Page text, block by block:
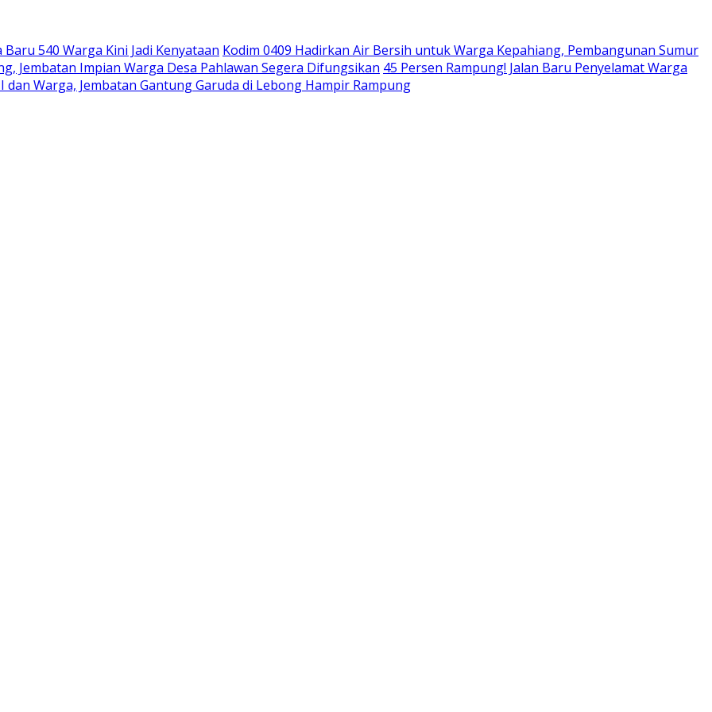
540 Warga Kini Jadi Kenyataan Kodim 0409 Hadirkan Air Bersih untuk Warga Kepahiang, Pembangunan Sumur
Jembatan Impian Warga Desa Pahlawan Segera Difungsikan 45 Persen Rampung! Jalan Baru Penyelamat Warga
dan Warga, Jembatan Gantung Garuda di Lebong Hampir Rampung